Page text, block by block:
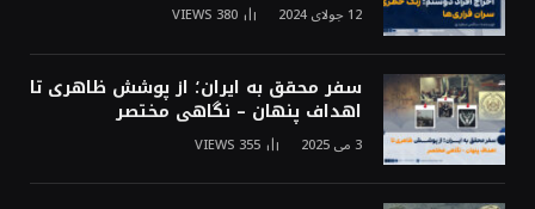
12 جولای 2024 380
VIEWS
سفر محقق به ایران؛ از پوشش ظاهری تا
اهداف پنهان – نگاهی مختصر
3 می 2025 355
VIEWS